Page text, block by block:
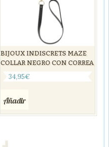
BIJOUX INDISCRETS MAZE
COLLAR NEGRO CON CORREA
34,95€
Añadir